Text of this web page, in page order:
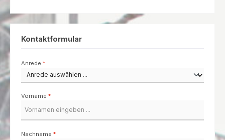
Kontaktformular
Anrede *
Vorname *
Nachname *